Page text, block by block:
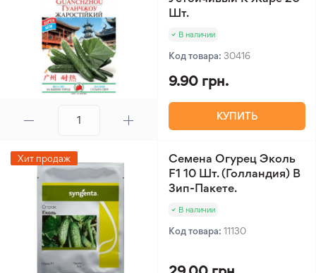
Шт.
В наличии
Код товара: 30416
9.90 грн.
КУПИТЬ
Хит продаж
Семена Огурец Эколь
F1 10 Шт. (Голландия) В
Зип-Пакете.
В наличии
Код товара: 11130